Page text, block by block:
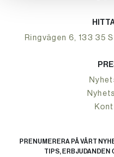
Ringvägen 6, 133 35
PRENUMERERA PÅ VÅRT
TIPS, ERBJUDANDEN